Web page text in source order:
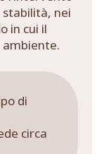
stabilità, nei
in cui il
di
circa